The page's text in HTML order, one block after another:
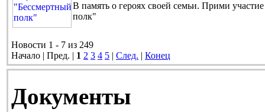
В память о героях своей семьи. Прими
полк"
Новости 1 - 7 из 249
Начало | Пред. | 1 2 3 4 5 | След. | Конец
Документы